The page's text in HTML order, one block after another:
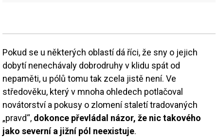
Pokud se u některých oblastí dá říci, že sny o jejich
dobytí nenechávaly dobrodruhy v klidu spát od
nepaměti, u pólů tomu tak zcela jistě není. Ve
středověku, který v mnoha ohledech potlačoval
novátorství a pokusy o zlomení staletí tradovaných
„pravd“, dokonce převládal názor, že nic takového
jako severní a jižní pól neexistuje.